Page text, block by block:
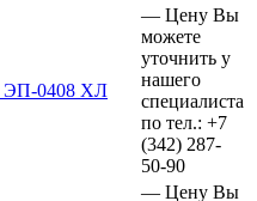
ЭП-0408 ХЛ
— Цену Вы
можете
уточнить у
нашего
специалиста
по тел.: +7
(342) 287-
50-90
— Цену Вы